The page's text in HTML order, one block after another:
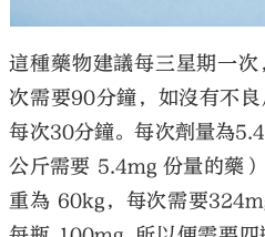
這種藥物建議每三星期一
次需要90分鐘，如沒有不
每次30分鐘。每次劑量為
公斤需要 5.4mg 份量的藥
重為 60kg，每次需要